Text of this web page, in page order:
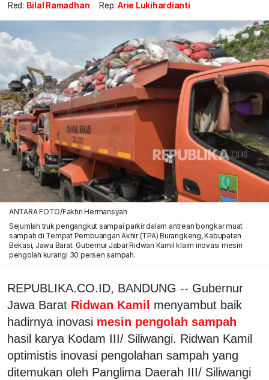
Red: Bilal Ramadhan Rep: Arie Lukihardianti
ANTARA FOTO/Fakhri Hermansyah
Sejumlah truk pengangkut sampai parkir dalam antrean bongkar muat
sampah di Tempat Pembuangan Akhir (TPA) Burangkeng, Kabupaten
Bekasi, Jawa Barat. Gubernur Jabar Ridwan Kamil klaim inovasi mesin
pengolah kurangi 30 persen sampah.
REPUBLIKA.CO.ID, BANDUNG -- Gubernur
Jawa Barat Ridwan Kamil menyambut baik
hadirnya inovasi mesin pengolah sampah
hasil karya Kodam III/ Siliwangi. Ridwan Kamil
optimistis inovasi pengolahan sampah yang
ditemukan oleh Panglima Daerah III/ Siliwangi